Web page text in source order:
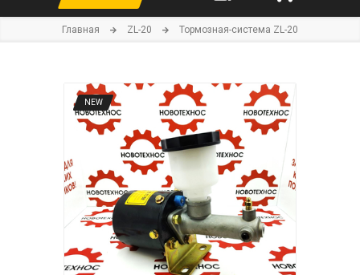
Главная ZL-20 Тормозная-система ZL-20
NEW